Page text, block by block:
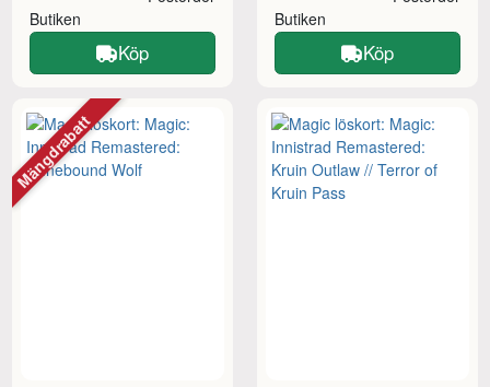
Butiken
Köp
Butiken
Köp
Mängdrabatt